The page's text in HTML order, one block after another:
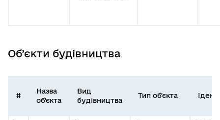
Об’єкти будівництва
#
Назва
об'єкта
Вид
будівництва
Тип об'єкта